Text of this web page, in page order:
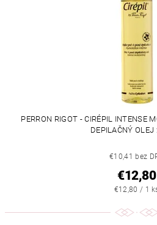
PERRON RIGOT - CIRÉPIL INTENSE
DEPILAČNÝ
€10,41 bez
€12,80
€12,80 / 1